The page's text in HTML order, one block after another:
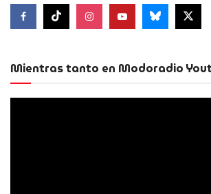
Mientras tanto en Modoradio